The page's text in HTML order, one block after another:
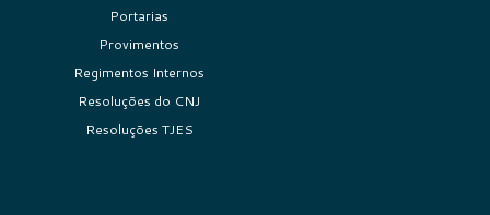
Portarias
Provimentos
Regimentos Internos
Resoluções do CNJ
Resoluções TJES